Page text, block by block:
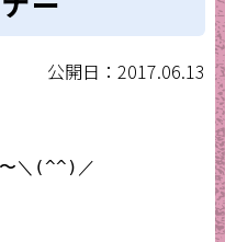
公開日：2017.06.13
〜＼(^^)／